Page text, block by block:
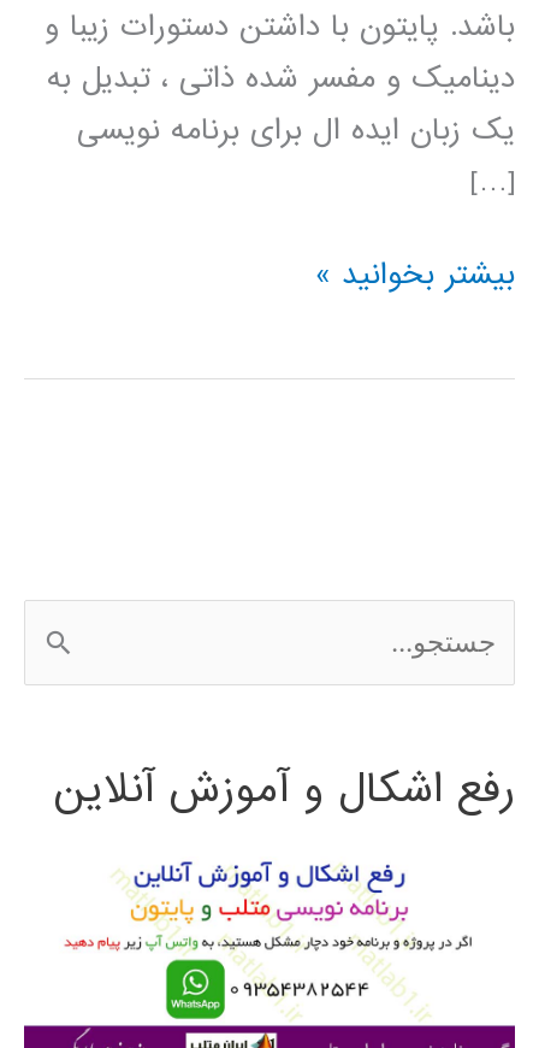
باشد. پایتون با داشتن دستورات زیبا و
دینامیک و مفسر شده ذاتی ، تبدیل به
یک زبان ایده ال برای برنامه نویسی
[…]
فیلم
فارسی
بیشتر بخوانید »
س
ج
رفع اشکال و آموزش آنلاین